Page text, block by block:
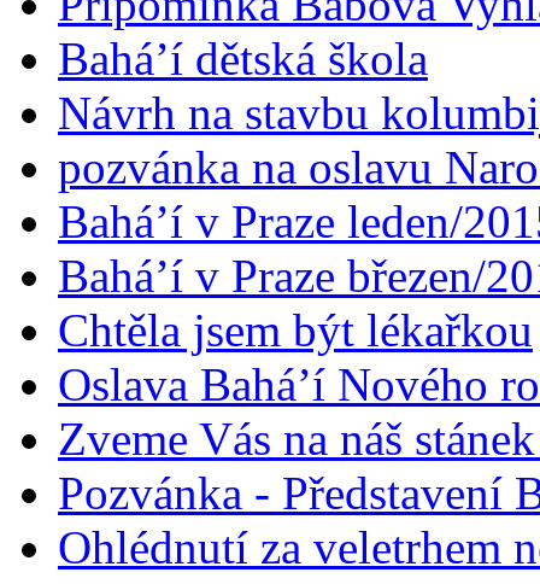
Bahá’í dětská škola
Návrh na stavbu
pozvánka na oslavu
Bahá’í v Praze leden/
Bahá’í v Praze březen/
Chtěla jsem být lékařkou
Oslava Bahá’í Nového
Zveme Vás na náš
Pozvánka - Představení
Ohlédnutí za veletrhem